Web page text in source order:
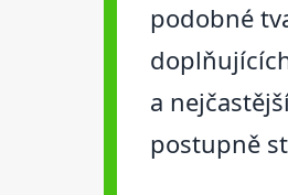
podobné
a
postupně